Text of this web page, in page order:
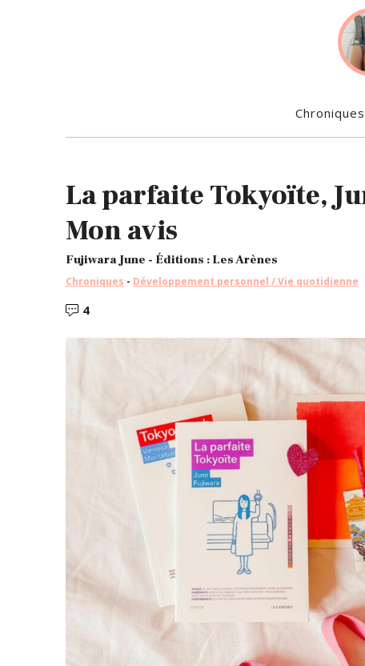
Chroniques
La parfaite Tokyoïte,
Mon avis
Fujiwara June - Éditions : Les Arènes
Chroniques - Développement personnel / Vie quotidienne
4Commentaires